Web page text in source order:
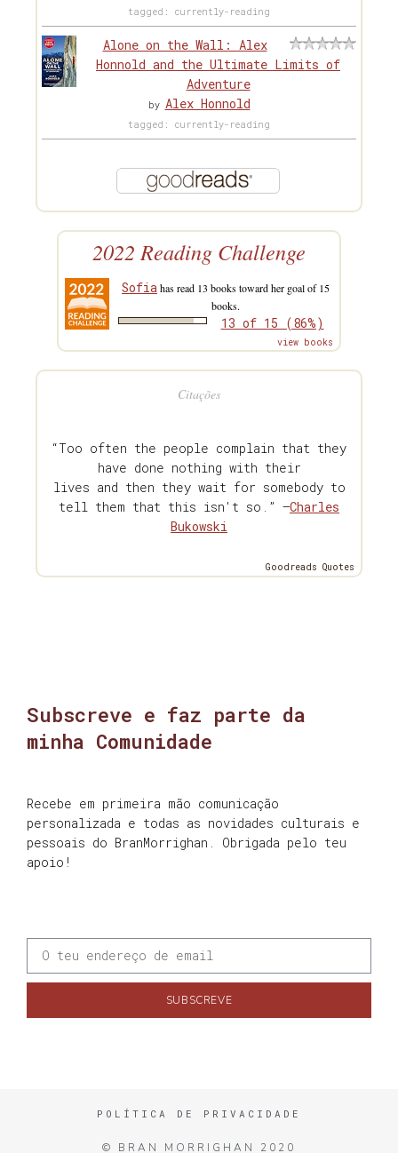
tagged: currently-reading
Alone on the Wall: Alex
Honnold and the Ultimate Limits of
Adventure
by Alex Honnold
tagged: currently-reading
2022 Reading Challenge
Sofia has read 13 books toward her goal of 15
books.
13 of 15 (86%)
view books
Citações
“Too often the people complain that they
have done nothing with their
lives and then they wait for somebody to
tell them that this isn't so.” —Charles
Bukowski
Goodreads Quotes
Subscreve e faz parte da
minha Comunidade
Recebe em primeira mão comunicação
personalizada e todas as novidades culturais e
pessoais do BranMorrighan. Obrigada pelo teu
apoio!
SUBSCREVE
POLÍTICA DE PRIVACIDADE
© BRAN MORRIGHAN 2020